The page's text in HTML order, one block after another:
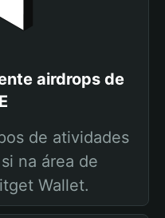
airdrops de
de atividades
na área de
Wallet.